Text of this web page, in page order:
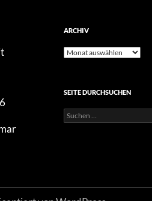
ARCHIV
Archiv
SEITE DURCHSUCHEN
Suchen
nach: